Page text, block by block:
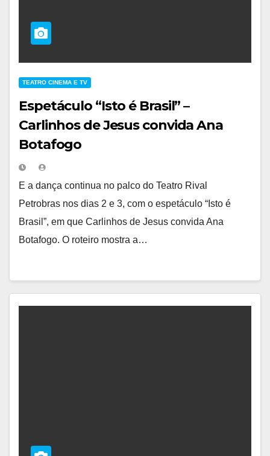
TEATRO CINEMA E TV
Espetáculo “Isto é Brasil” –
Carlinhos de Jesus convida Ana
Botafogo
E a dança continua no palco do Teatro Rival
Petrobras nos dias 2 e 3, com o espetáculo “Isto é
Brasil”, em que Carlinhos de Jesus convida Ana
Botafogo. O roteiro mostra a…